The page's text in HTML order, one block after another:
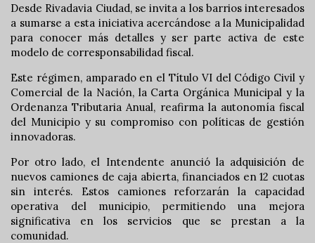
Desde Rivadavia Ciudad, se invita a los barrios interesados
a sumarse a esta iniciativa acercándose a la Municipalidad
para conocer más detalles y ser parte activa de este
modelo de corresponsabilidad fiscal.
Este régimen, amparado en el Título VI del Código Civil y
Comercial de la Nación, la Carta Orgánica Municipal y la
Ordenanza Tributaria Anual, reafirma la autonomía fiscal
del Municipio y su compromiso con políticas de gestión
innovadoras.
Por otro lado, el Intendente anunció la adquisición de
nuevos camiones de caja abierta, financiados en 12 cuotas
sin interés. Estos camiones reforzarán la capacidad
operativa del municipio, permitiendo una mejora
significativa en los servicios que se prestan a la
comunidad.